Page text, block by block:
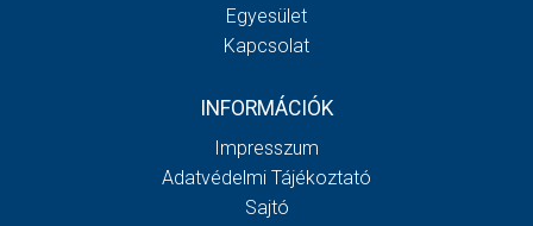
Egyesület
Kapcsolat
INFORMÁCIÓK
Impresszum
Adatvédelmi Tájékoztató
Sajtó